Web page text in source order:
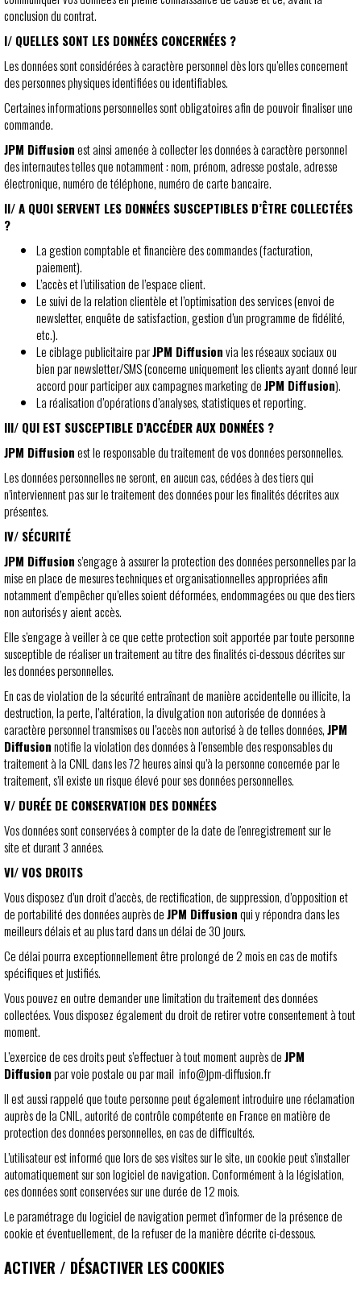
conclusion du contrat.
I/ QUELLES SONT LES DONNÉES CONCERNÉES ?
Les données sont considérées à caractère personnel dès lors qu’elles concernent
des personnes physiques identifiées ou identifiables.
Certaines informations personnelles sont obligatoires afin de pouvoir finaliser une
commande.
JPM Diffusionest ainsi amenée à collecter les données à caractère personnel
des internautes telles que notamment : nom, prénom, adresse postale, adresse
électronique, numéro de téléphone, numéro de carte bancaire.
II/ A QUOI SERVENT LES DONNÉES SUSCEPTIBLES D’ÊTRE COLLECTÉES
?
La gestion comptable et financière des commandes (facturation,
paiement).
L’accès et l’utilisation de l’espace client.
Le suivi de la relation clientèle et l’optimisation des services (envoi de
newsletter, enquête de satisfaction, gestion d’un programme de fidélité,
etc.).
Le ciblage publicitaire parJPM Diffusionvia les réseaux sociaux ou
bien par newsletter/SMS (concerne uniquement les clients ayant donné leur
accord pour participer aux campagnes marketing deJPM Diffusion).
La réalisation d’opérations d’analyses, statistiques et reporting.
III/ QUI EST SUSCEPTIBLE D’ACCÉDER AUX DONNÉES ?
JPM Diffusionest le responsable du traitement de vos données personnelles.
Les données personnelles ne seront, en aucun cas, cédées à des tiers qui
n’interviennent pas sur le traitement des données pour les finalités décrites aux
présentes.
IV/ SÉCURITÉ
JPM Diffusions’engage à assurer la protection des données personnelles par la
mise en place de mesures techniques et organisationnelles appropriées afin
notamment d’empêcher qu’elles soient déformées, endommagées ou que des tiers
non autorisés y aient accès.
Elle s’engage à veiller à ce que cette protection soit apportée par toute personne
susceptible de réaliser un traitement au titre des finalités ci-dessous décrites sur
les données personnelles.
En cas de violation de la sécurité entraînant de manière accidentelle ou illicite, la
destruction, la perte, l’altération, la divulgation non autorisée de données à
caractère personnel transmises ou l’accès non autorisé à de telles données,JPM
Diffusionnotifie la violation des données à l’ensemble des responsables du
traitement à la CNIL dans les 72 heures ainsi qu’à la personne concernée par le
traitement, s’il existe un risque élevé pour ses données personnelles.
V/ DURÉE DE CONSERVATION DES DONNÉES
Vos données sont conservées à compter de la date de l'enregistrement sur le
site et durant 3 années.
VI/ VOS DROITS
Vous disposez d’un droit d’accès, de rectification, de suppression, d’opposition et
de portabilité des données auprès deJPM Diffusionqui y répondra dans les
meilleurs délais et au plus tard dans un délai de 30 jours.
Ce délai pourra exceptionnellement être prolongé de 2 mois en cas de motifs
spécifiques et justifiés.
Vous pouvez en outre demander une limitation du traitement des données
collectées. Vous disposez également du droit de retirer votre consentement à tout
moment.
L’exercice de ces droits peut s’effectuer à tout moment auprès deJPM
Diffusionpar voie postale ou par mail info@jpm-diffusion.fr
Il est aussi rappelé que toute personne peut également introduire une réclamation
auprès de la CNIL, autorité de contrôle compétente en France en matière de
protection des données personnelles, en cas de difficultés.
L’utilisateur est informé que lors de ses visites sur le site, un cookie peut s’installer
automatiquement sur son logiciel de navigation. Conformément à la législation,
ces données sont conservées sur une durée de 12 mois.
Le paramétrage du logiciel de navigation permet d’informer de la présence de
cookie et éventuellement, de la refuser de la manière décrite ci-dessous.
ACTIVER / DÉSACTIVER LES COOKIES